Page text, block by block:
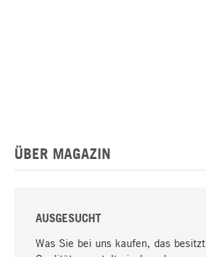
ÜBER MAGAZIN
AUSGESUCHT
Was Sie bei uns kaufen, das besitzt